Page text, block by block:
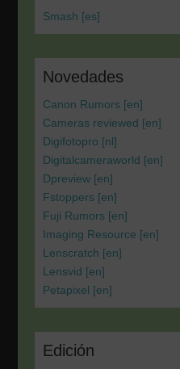
Smash [es]
Novedades
Canon Rumors [en]
Cameras reviewed [en]
Digifotopro [nl]
Digitalcameraworld [en]
Dpreview [en]
Fstoppers [en]
Fuji Rumors [en]
Imaging Resource [en]
Lenscratch [en]
Lensvid [en]
Petapixel [en]
Edición